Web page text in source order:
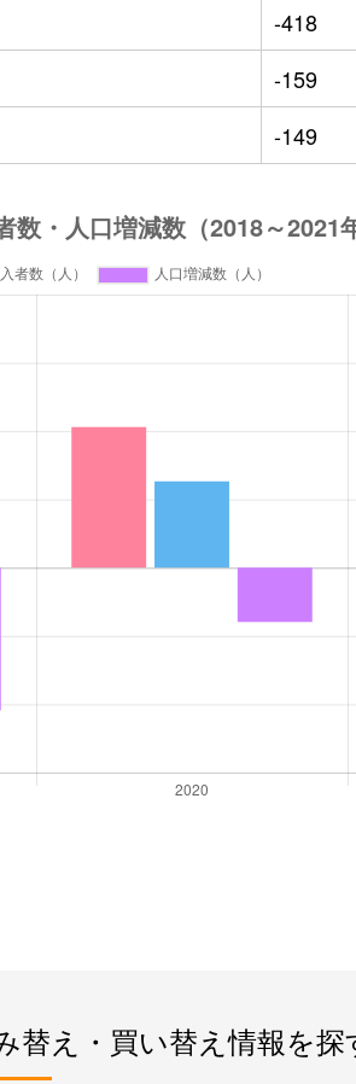
-418
-159
-149
替え・買い替え情報を探